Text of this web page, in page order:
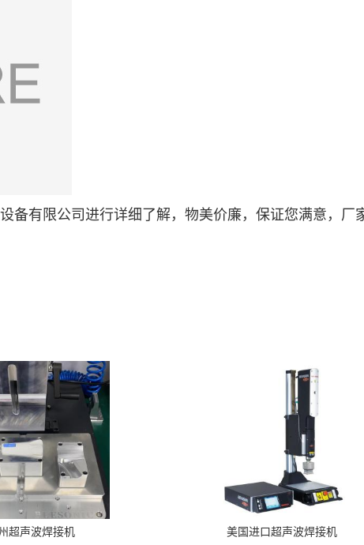
备有限公司进行详细了解，物美价廉，保证您满意，
超声波焊接机 美国进口超声波焊接机